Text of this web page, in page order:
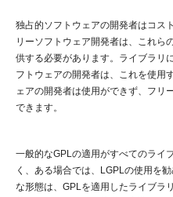
独占的ソフトウェアの開発者はコス
リーソフトウェア開発者は、これら
供する必要があります。ライブラリ
フトウェアの開発者は、これを使用
ェアの開発者は使用ができず、フリ
できます。
一般的なGPLの適用がすべてのライ
く、ある場合では、LGPLの使用を
な形態は、GPLを適用したライブラ